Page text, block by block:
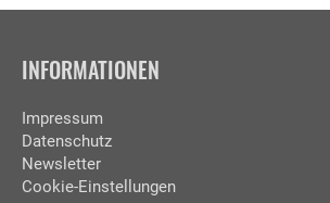
INFORMATIONEN
Impressum
Datenschutz
Newsletter
Cookie-Einstellungen